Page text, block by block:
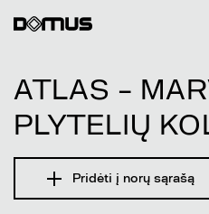
ATLAS –
PLYTELIŲ
Pridėti į norų sąrašą